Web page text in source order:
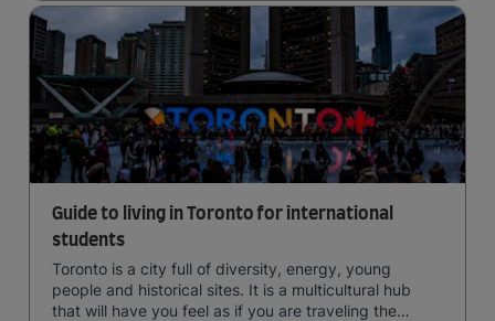
Guide to living in Toronto for international
students
Toronto is a city full of diversity, energy, young
people and historical sites. It is a multicultural hub
that will have you feel as if you are traveling the